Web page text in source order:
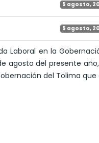
5 agosto,
5 agosto,
Laboral en la
agosto del presente
del Tolima que